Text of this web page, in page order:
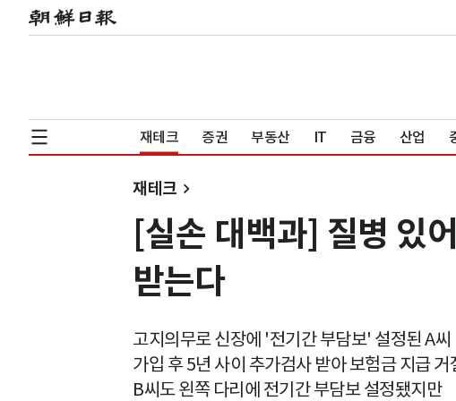
재테크 증권 부동산 IT 금융 산업
재테크
[실손 대백과] 질병 있
받는다
고지의무로 신장에 '전기간 부담보' 설정된 A씨
가입 후 5년 사이 추가검사 받아 보험금 지급 거
B씨도 왼쪽 다리에 전기간 부담보 설정됐지만